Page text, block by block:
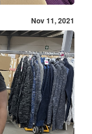
Nov 11, 2021